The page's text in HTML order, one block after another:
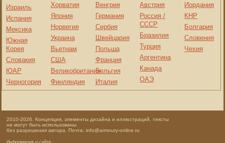
Израиль
Испания
Мексика
Южная
Корея
Словакия
ЮАР
Черногория
Хорватия
Япония
Норвегия
Украина
Вьетнам
США
Великобритания
Финляндия
Венгрия
Германия
Сербия
Швейцария
Польша
Франция
Бельгия
Италия
Австрия
Россия /
СССР
Бразилия
Турция
Аргентина
Канада
ОАЭ
Иордания
КНР
Болгария
Словения
Чехия
2010-2026. Концепция, элементы дизайна и иллюстраций, тексты
не могут быть использованы
без разрешения автора. Почта: info@armoury-online.ru
Информация о сайте